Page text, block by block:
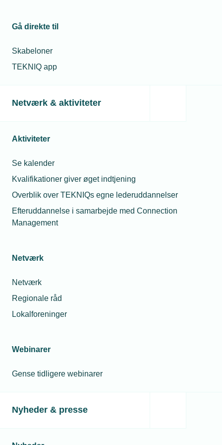
Gå direkte til
Skabeloner
TEKNIQ app
Netværk & aktiviteter
Aktiviteter
Se kalender
Kvalifikationer giver øget indtjening
Overblik over TEKNIQs egne lederuddannelser
Efteruddannelse i samarbejde med Connection
Management
Netværk
Netværk
Regionale råd
Lokalforeninger
Webinarer
Gense tidligere webinarer
Nyheder & presse
godkendelser
11. apr. 2024
Varmepumpesalget
Klarhed om VE-godkendelser